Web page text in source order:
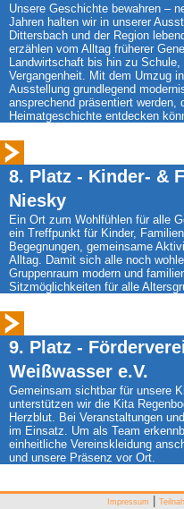
Unsere Geschichte bewahren –
Jahren halten wir in unserer
Dittersbach und der Region
erzählen vom Alltag früherer
Landwirtschaft bis hin zu
Vergangenheit. Mit dem Umzug
Ausstellung grundlegend
ansprechend präsentiert werden,
Heimatgeschichte entdecken
8. Platz - Kinder- &
Niesky
Ein Ort zum Wohlfühlen für alle
ein Treffpunkt für Kinder,
Begegnungen, gemeinsame
Alltag. Damit sich alle noch
Gruppenraum modern und
Sitzmöglichkeiten für alle
9. Platz -
Weißwasser e.V.
Gemeinsam sichtbar für unsere
unterstützen wir die Kita
Herzblut. Bei Veranstaltungen
im Einsatz. Um als Team
einheitliche Vereinskleidung
und unsere Präsenz vor Ort.
Impressum